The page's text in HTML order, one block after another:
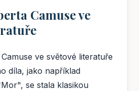
Camuse ve
ve světové literatuře
díla, jako například
se stala klasikou